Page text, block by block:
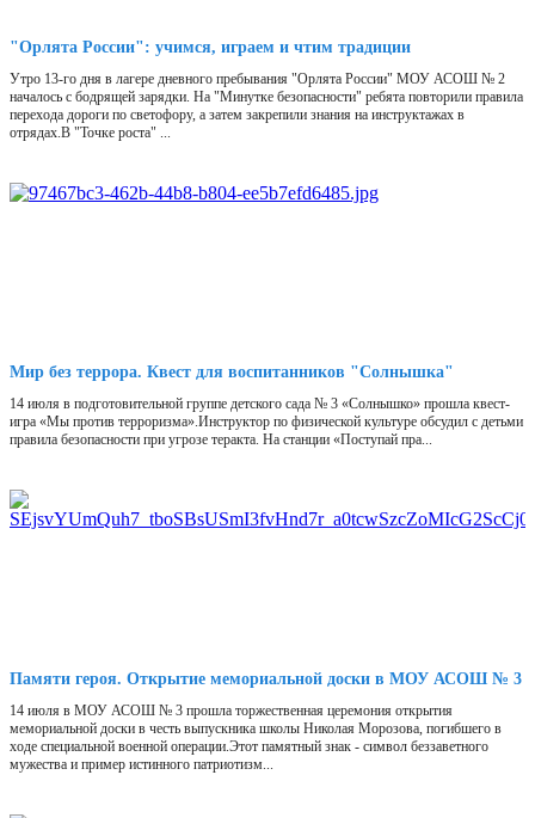
"Орлята России": учимся, играем и чтим традиции
Утро 13-го дня в лагере дневного пребывания "Орлята России" МОУ АСОШ № 2
началось с бодрящей зарядки. На "Минутке безопасности" ребята повторили правила
перехода дороги по светофору, а затем закрепили знания на инструктажах в
отрядах.В "Точке роста" ...
Мир без террора. Квест для воспитанников "Солнышка"
14 июля в подготовительной группе детского сада № 3 «Солнышко» прошла квест-
игра «Мы против терроризма».Инструктор по физической культуре обсудил с детьми
правила безопасности при угрозе теракта. На станции «Поступай пра...
Памяти героя. Открытие мемориальной доски в МОУ АСОШ № 3
14 июля в МОУ АСОШ № 3 прошла торжественная церемония открытия
мемориальной доски в честь выпускника школы Николая Морозова, погибшего в
ходе специальной военной операции.Этот памятный знак - символ беззаветного
мужества и пример истинного патриотизм...